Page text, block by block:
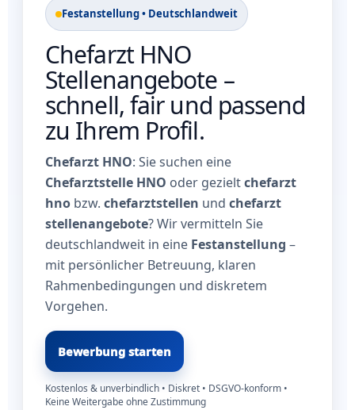
Festanstellung • Deutschlandweit
Chefarzt HNO
Stellenangebote –
schnell, fair und passend
zu Ihrem Profil.
Chefarzt HNO: Sie suchen eine
Chefarztstelle HNO oder gezieltchefarzt
hno bzw. chefarztstellen und chefarzt
stellenangebote? Wir vermitteln Sie
deutschlandweit in eine Festanstellung –
mit persönlicher Betreuung, klaren
Rahmenbedingungen und diskretem
Vorgehen.
Bewerbung starten
Kostenlos & unverbindlich • Diskret • DSGVO-konform •
Keine Weitergabe ohne Zustimmung